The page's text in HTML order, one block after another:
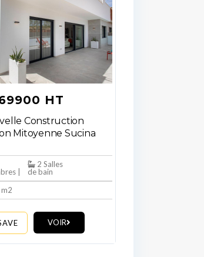
HT
Construction
Mitoyenne Sucina
|
2 Salles
de bain
VOIR